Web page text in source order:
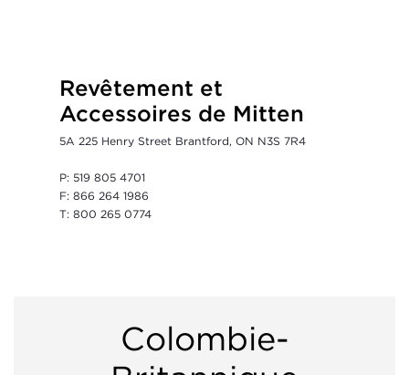
Revêtement et
Accessoires de Mitten
5A 225 Henry Street Brantford, ON N3S 7R4
P: 519 805 4701
F: 866 264 1986
T: 800 265 0774
Colombie-